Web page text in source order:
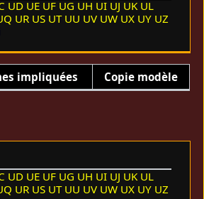
UD UE UF UG UH UI UJ UK UL
UR US UT UU UV UW UX UY UZ
impliquées Copie modèle
UD UE UF UG UH UI UJ UK UL
UR US UT UU UV UW UX UY UZ